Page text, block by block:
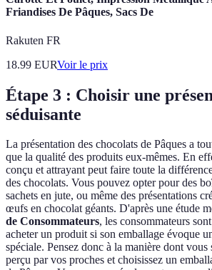
Friandises De Pâques, Sacs De
Rakuten FR
18.99 EURVoir le prix
Étape 3 : Choisir une
séduisante
La présentation des chocolats de Pâques a
que la qualité des produits eux-mêmes. En
conçu et attrayant peut faire toute la
des chocolats. Vous pouvez opter pour des
sachets en jute, ou même des présentations
œufs en chocolat géants. D'après une étude
de Consommateurs, les consommateurs
acheter un produit si son emballage évoque
spéciale. Pensez donc à la manière dont
perçu par vos proches et choisissez un